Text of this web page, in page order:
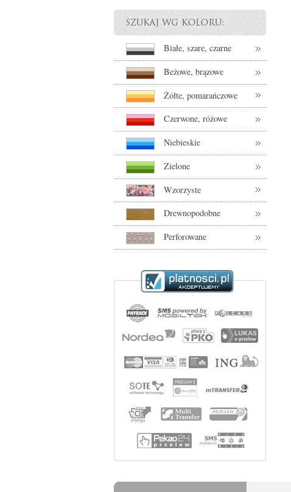
Białe, szare, czarne
Beżowe, brązowe
Żółte, pomarańczowe
Czerwone, różowe
Niebieskie
Zielone
Wzorzyste
Drewnopodobne
Perforowane